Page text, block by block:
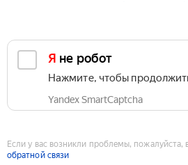
Я не робот
Нажмите, чтобы
Yandex SmartCaptcha
Если у вас возникли проблемы, пожалуйста,
обратной связи